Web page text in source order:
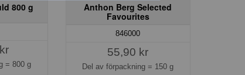
800 g
= 800 g
Anthon Berg Selected
Favourites
846000
55,90 kr
Del av förpackning = 150 g